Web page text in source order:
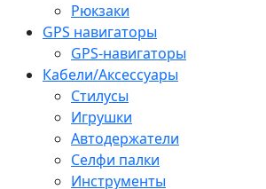
Рюкзаки
GPS навигаторы
GPS-навигаторы
Кабели/Аксессуары
Стилусы
Игрушки
Автодержатели
Селфи палки
Инструменты